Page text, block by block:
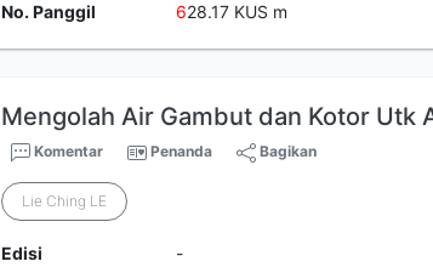
No. Panggil
628.17 KUS m
Mengolah Air Gambut dan Kotor Utk
Komentar Penanda Bagikan
Lie Ching LE
Edisi
-